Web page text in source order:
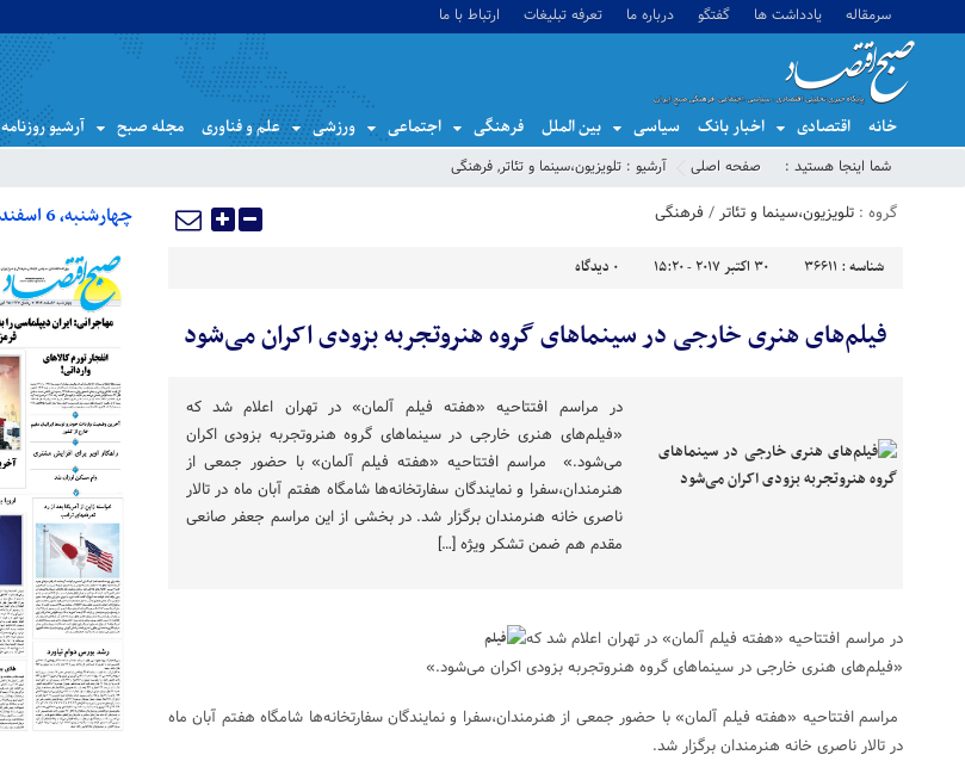
سرمقاله یادداشت ها گفتگو درباره ما تعرفه تبلیغات ارتباط با ما
خانه اقتصادی اخبار بانک سیاسی بین الملل فرهنگی اجتماعی ورزشی علم و فناوری مجله صبح آرشیو روزنامه
شما اینجا هستید : صفحه اصلی آرشیو : تلویزیون،سینما و تئاتر, فرهنگی
گروه : تلویزیون،سینما و تئاتر/ فرهنگی
شناسه : 36611 30 اکتبر 2017 - 15:20 0 دیدگاه
فیلم‌های هنری خارجی در سینماهای گروه هنروتجربه بزودی اکران می‌شود
در مراسم افتتاحیه «هفته فیلم آلمان» در تهران اعلام شد که
«فیلم‌های هنری خارجی در سینماهای گروه هنروتجربه بزودی اکران
می‌شود.» مراسم افتتاحیه «هفته فیلم آلمان» با حضور جمعی از
هنرمندان،سفرا و نمایندگان سفارتخانه‌ها شامگاه هفتم آبان ماه در تالار
ناصری خانه هنرمندان برگزار شد. در بخشی از این مراسم جعفر صانعی
مقدم هم ضمن تشکر ویژه […]
در مراسم افتتاحیه «هفته فیلم آلمان» در تهران اعلام شد که
«فیلم‌های هنری خارجی در سینماهای گروه هنروتجربه بزودی اکران می‌شود.»
مراسم افتتاحیه «هفته فیلم آلمان» با حضور جمعی از هنرمندان،سفرا و نمایندگان سفارتخانه‌ها شامگاه هفتم آبان ماه
در تالار ناصری خانه هنرمندان برگزار شد.
چهارشنبه، 6 اسفند 1404